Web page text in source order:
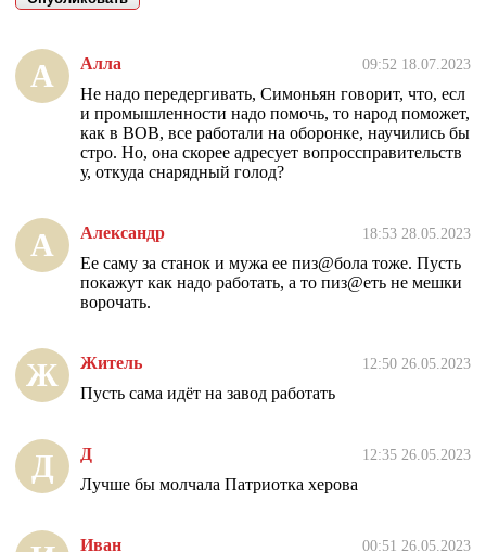
А Алла 09:52 18.07.2023
Не надо передергивать, Симоньян говорит, что, есл
и промышленности надо помочь, то народ поможет,
как в ВОВ, все работали на оборонке, научились бы
стро. Но, она скорее адресует вопроссправительств
у, откуда снарядный голод?
А Александр 18:53 28.05.2023
Ее саму за станок и мужа ее пиз@бола тоже. Пусть
покажут как надо работать, а то пиз@еть не мешки
ворочать.
Ж Житель 12:50 26.05.2023
Пусть сама идёт на завод работать
Д Д 12:35 26.05.2023
Лучше бы молчала Патриотка херова
Иван 00:51 26.05.2023